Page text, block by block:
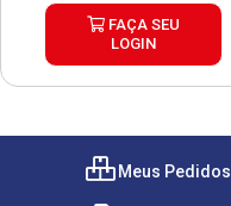
FAÇA SEU
LOGIN
Meus Pedidos